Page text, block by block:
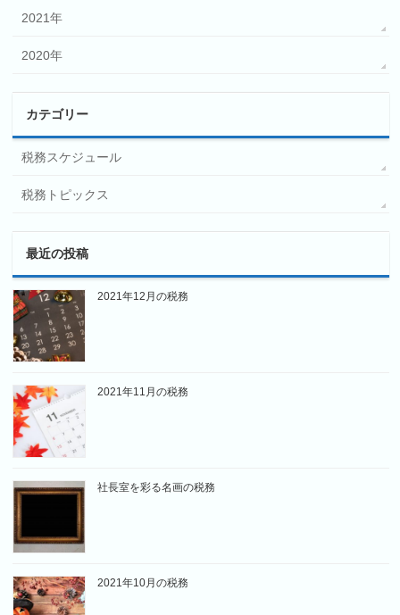
2021年
2020年
カテゴリー
税務スケジュール
税務トピックス
最近の投稿
2021年12月の税務
2021年11月の税務
社長室を彩る名画の税務
2021年10月の税務